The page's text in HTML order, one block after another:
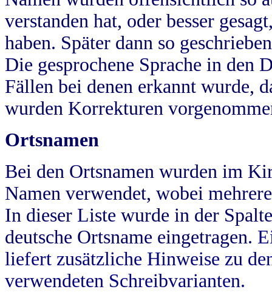
verstanden hat, oder besser
haben. Später dann so
Die gesprochene Sprache in
Fällen bei denen erkannt wurde,
wurden Korrekturen
Ortsnamen
Bei den Ortsnamen wurden im
Namen verwendet, wobei
In dieser Liste wurde in der
deutsche Ortsname eingetragen.
liefert zusätzliche Hinweise zu
verwendeten Schreibvarianten.